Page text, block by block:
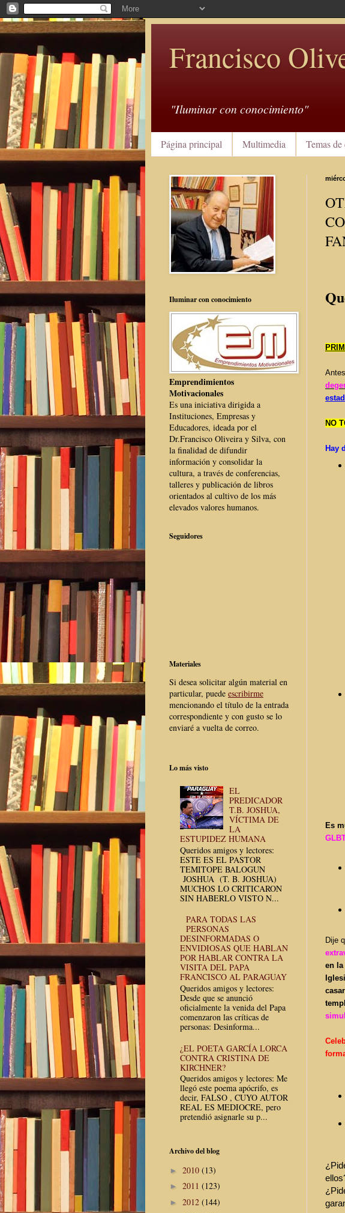
Francisco
"Iluminar con conocimiento"
Página principal Multimedia Temas
NO
Hay
Es
Dije
en
Iluminar con conocimiento
Emprendimientos
Motivacionales
Es una iniciativa dirigida a
Instituciones, Empresas y
Educadores, ideada por el
Dr.Francisco Oliveira y Silva, con
la finalidad de difundir
información y consolidar la
cultura, a través de conferencias,
talleres y publicación de libros
orientados al cultivo de los más
elevados valores humanos.
Seguidores
Materiales
Si desea solicitar algún material en
particular, puede escribirme
mencionando el título de la entrada
correspondiente y con gusto se lo
enviaré a vuelta de correo.
Lo más visto
EL
PREDICADOR
T.B. JOSHUA,
VÍCTIMA DE
LA
ESTUPIDEZ HUMANA
Queridos amigos y lectores:
ESTE ES EL PASTOR
TEMITOPE BALOGUN
JOSHUA (T. B. JOSHUA)
MUCHOS LO CRITICARON
SIN HABERLO VISTO N...
PARA TODAS LAS
PERSONAS
DESINFORMADAS O
ENVIDIOSAS QUE HABLAN
POR HABLAR CONTRA LA
VISITA DEL PAPA
FRANCISCO AL PARAGUAY
Queridos amigos y lectores:
Desde que se anunció
oficialmente la venida del Papa
comenzaron las críticas de
personas: Desinforma...
¿EL POETA GARCÍA LORCA
CONTRA CRISTINA DE
KIRCHNER?
Queridos amigos y lectores: Me
llegó este poema apócrifo, es
decir, FALSO , CUYO AUTOR
REAL ES MEDIOCRE, pero
pretendió asignarle su p...
Archivo del blog
► 2010 (13)
► 2011 (123)
► 2012 (144)